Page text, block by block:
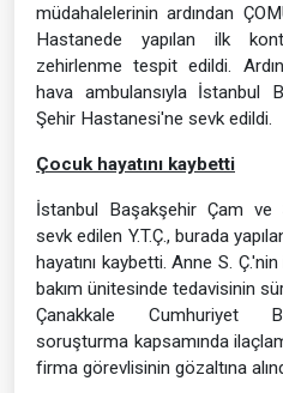
müdahalelerinin ardından
Hastanede yapılan ilk
zehirlenme tespit edildi.
hava ambulansıyla İstanbul
Şehir Hastanesi'ne sevk edildi.
Çocuk hayatını kaybetti
İstanbul Başakşehir Çam ve
sevk edilen Y.T.Ç., burada
hayatını kaybetti. Anne S.
bakım ünitesinde tedavisinin
Çanakkale Cumhuriyet
soruşturma kapsamında
firma görevlisinin gözaltına